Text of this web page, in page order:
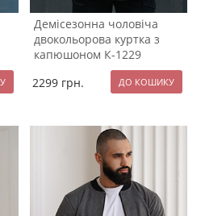
Демісезонна чоловіча
двокольорова куртка з
капюшоном К-1229
2299 грн.